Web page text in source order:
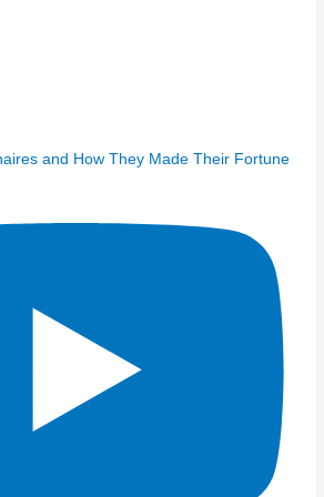
and How They Made Their Fortune